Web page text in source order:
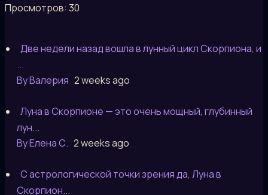
Просмотров: 30
Две недели назад вошла в лунный цикл Скорпиона, и
...
By Валерия 2 weeks ago
Луна в Скорпионе — это очень мощный, глубинный
лун...
By Елена С. 2 weeks ago
С астрологической точки зрения да, Луна в
Скорпион...